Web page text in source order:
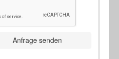
Anfrage senden